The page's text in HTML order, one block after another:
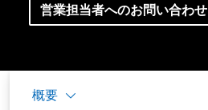
営業担当者へのお問い合わせ
概要